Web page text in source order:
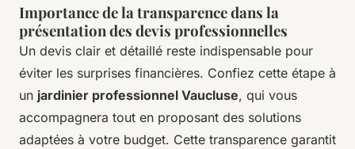
Importance de la transparence dans la
présentation des devis professionnelles
Un devis clair et détaillé reste indispensable pour
éviter les surprises financières. Confiez cette étape à
un jardinier professionnel Vaucluse, qui vous
accompagnera tout en proposant des solutions
adaptées à votre budget. Cette transparence garantit